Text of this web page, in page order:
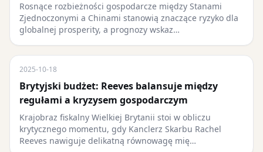
Rosnące rozbieżności gospodarcze między Stanami
Zjednoczonymi a Chinami stanowią znaczące ryzyko dla
globalnej prosperity, a prognozy wskaz…
2025-10-18
Brytyjski budżet: Reeves balansuje między
regułami a kryzysem gospodarczym
Krajobraz fiskalny Wielkiej Brytanii stoi w obliczu
krytycznego momentu, gdy Kanclerz Skarbu Rachel
Reeves nawiguje delikatną równowagę mię…